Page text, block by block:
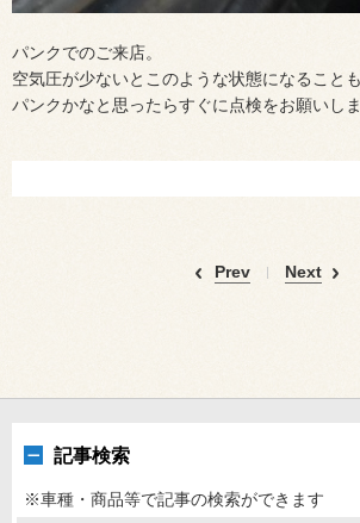
パンクでのご来店。
空気圧が少ないとこのような状態になることも
パンクかなと思ったらすぐに点検をお願いしま
Prev Next
記事検索
※車種・商品等で記事の検索ができます